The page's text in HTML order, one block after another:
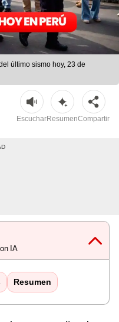
último sismo hoy, 23 de
EscucharResumenCompartir
IA
Resumen